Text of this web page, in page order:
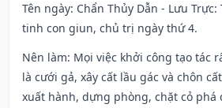
Tên ngày: Chẩn Thủy Dẫn - Lưu Trực:
tinh con giun, chủ trị ngày thứ 4.
Nên làm: Mọi việc khởi công tạo tác
là cưới gả, xây cất lầu gác và chôn
xuất hành, dựng phòng, chặt cỏ phá